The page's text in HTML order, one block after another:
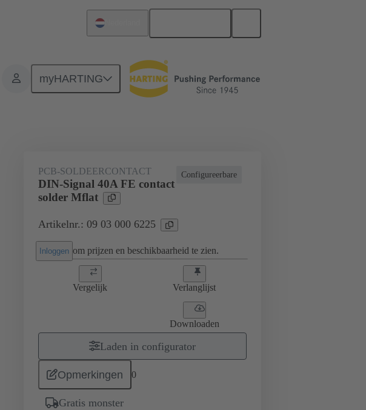
myHARTING
Producten Moederbord naar dochterkaart-aansluiting
Configureerbare
PCB-SOLDEERCONTACT
DIN-Signal 40A FE contact
solder Mflat
Artikelnr.: 09 03 000 6225
Inloggen om prijzen en beschikbaarheid te zien.
Vergelijk Verlanglijst
Downloaden
Laden in configurator
Opmerkingen 0
Gratis monster